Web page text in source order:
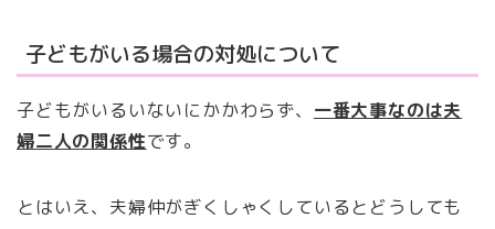
子どもがいる場合の対処について
子どもがいるいないにかかわらず、 一番大事なのは夫
婦二人の関係性です。
とはいえ、夫婦仲がぎくしゃくしているとどうしても